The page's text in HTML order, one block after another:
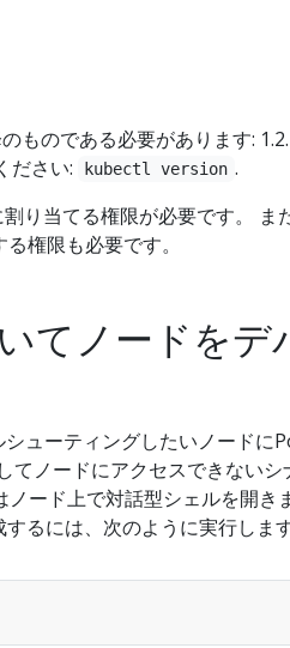
ものである必要があります: 1.2.
ださい:
kubectl version .
り当てる権限が必要です。 ま
権限も必要です。
てノードをデ
ューティングしたいノードに
てノードにアクセスできないシ
ード上で対話型シェルを開き
るには、次のように実行しま